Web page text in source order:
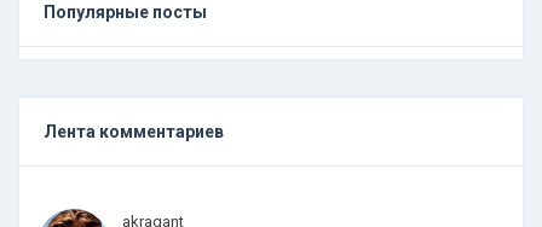
Популярные посты
Лента комментариев
akragant